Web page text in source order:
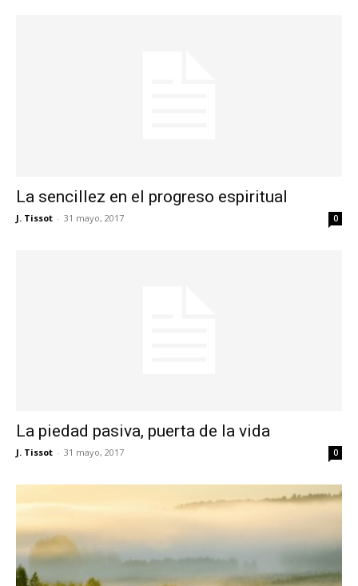
La sencillez en el progreso espiritual
J. Tissot - 31 mayo, 2017 0
La piedad pasiva, puerta de la vida
J. Tissot - 31 mayo, 2017 0